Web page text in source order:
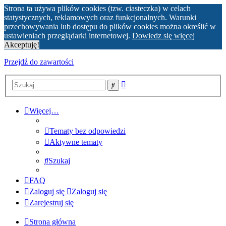
Strona ta używa plików cookies (tzw. ciasteczka) w celach
statystycznych, reklamowych oraz funkcjonalnych. Warunki
przechowywania lub dostępu do plików cookies można określić w
ustawieniach przeglądarki internetowej. Dowiedz się więcej
Akceptuję!
Przejdź do zawartości
Szukaj
Więcej…
Tematy bez odpowiedzi
Aktywne tematy
Szukaj
FAQ
Zaloguj się
Zaloguj się
Zarejestruj się
Strona główna